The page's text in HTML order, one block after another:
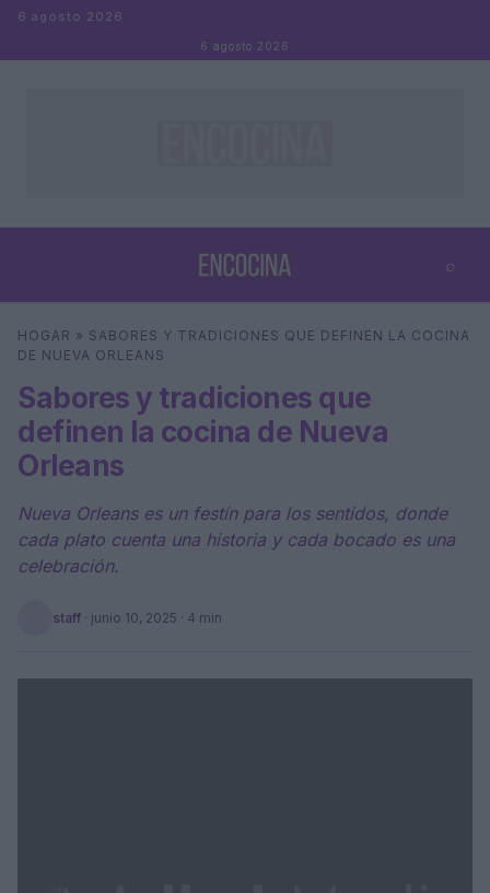
Saltar al contenido
6 agosto 2026
6 agosto 2026
⌕
Buscar ⌕ ×
HOGAR » SABORES Y TRADICIONES QUE DEFINEN LA COCINA
DE NUEVA ORLEANS
Sabores y tradiciones que
definen la cocina de Nueva
Orleans
Nueva Orleans es un festín para los sentidos, donde
cada plato cuenta una historia y cada bocado es una
celebración.
staff · junio 10, 2025 · 4 min